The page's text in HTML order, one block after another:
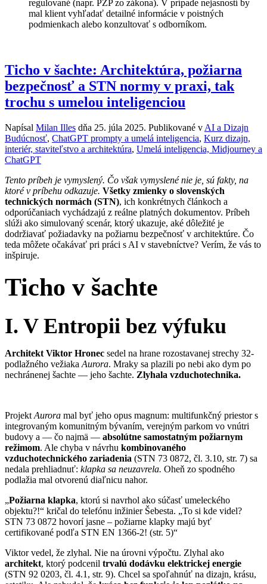
regulované (napr. PZP zo zákona). V prípade nejasností by
mal klient vyhľadať detailné informácie v poistných
podmienkach alebo konzultovať s odborníkom.
Ticho v šachte: Architektúra, požiarna
bezpečnosť a STN normy v praxi, tak
trochu s umelou inteligenciou
Napísal Milan Illes dňa 25. júla 2025. Publikované v AI a Dizajn
Budúcnosť, ChatGPT prompty a umelá inteligencia, Kurz dizajn,
interiér, staviteľstvo a architektúra, Umelá inteligencia, Midjourney a
ChatGPT
Tento príbeh je vymyslený. Čo však vymyslené nie je, sú fakty, na
ktoré v príbehu odkazuje. Všetky zmienky o slovenských
technických normách (STN), ich konkrétnych článkoch a
odporúčaniach vychádzajú z reálne platných dokumentov. Príbeh
slúži ako simulovaný scenár, ktorý ukazuje, aké dôležité je
dodržiavať požiadavky na požiarnu bezpečnosť v architektúre. Čo
teda môžete očakávať pri práci s AI v stavebníctve? Verím, že vás to
inšpiruje.
Ticho v šachte
I. V Entropii bez výfuku
Architekt Viktor Hronec sedel na hrane rozostavanej strechy 32-
podlažného vežiaka Aurora. Mraky sa plazili po nebi ako dym po
nechránenej šachte — jeho šachte. Zlyhala vzduchotechnika.
Projekt Aurora mal byť jeho opus magnum: multifunkčný priestor s
integrovaným komunitným bývaním, verejným parkom vo vnútri
budovy a — čo najmä — absolútne samostatným požiarnym
režimom. Ale chyba v návrhu kombinovaného
vzduchotechnického zariadenia (STN 73 0872, čl. 3.10, str. 7) sa
nedala prehliadnuť: klapka sa neuzavrela. Oheň zo spodného
podlažia mal otvorenú diaľnicu nahor.
„Požiarna klapka, ktorú si navrhol ako súčasť umeleckého
objektu?!“ kričal do telefónu inžinier Šebesta. „To si kde videl?
STN 73 0872 hovorí jasne – požiarne klapky majú byť
certifikované podľa STN EN 1366-2! (str. 5)“
Viktor vedel, že zlyhal. Nie na úrovni výpočtu. Zlyhal ako
architekt, ktorý podcenil trvalú dodávku elektrickej energie
(STN 92 0203, čl. 4.1, str. 9). Chcel sa spoľahnúť na dizajn, krásu,